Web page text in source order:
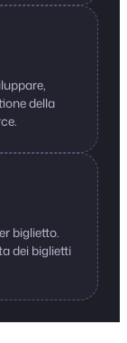
della
biglietto.
dei biglietti